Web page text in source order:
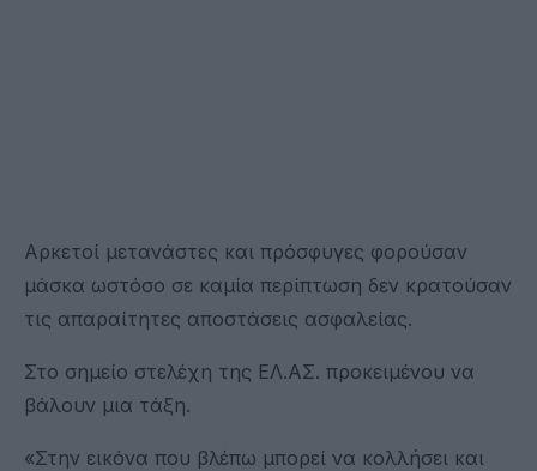
Αρκετοί μετανάστες και πρόσφυγες φορούσαν
μάσκα ωστόσο σε καμία περίπτωση δεν κρατούσαν
τις απαραίτητες αποστάσεις ασφαλείας.
Στο σημείο στελέχη της ΕΛ.ΑΣ. προκειμένου να
βάλουν μια τάξη.
«Στην εικόνα που βλέπω μπορεί να κολλήσει και